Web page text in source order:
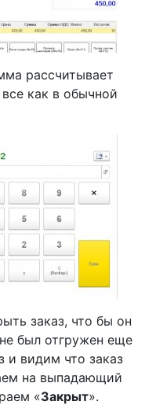
рассчитывает
как в обычной
заказ, что бы он
был отгружен еще
и видим что заказ
на выпадающий
«Закрыт».